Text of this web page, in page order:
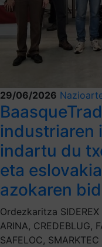
29/06/2026
industriaren
indartu du
eta
azokaren
Ordezkaritza
ARINA, CREDEBLUG,
SAFELOC,